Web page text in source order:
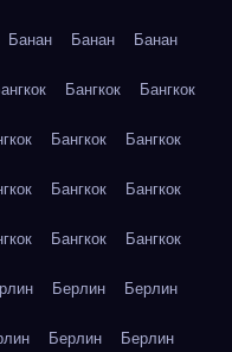
Банан Банан Банан
Бангкок Бангкок
Бангкок Бангкок
Бангкок Бангкок
Бангкок Бангкок
Берлин Берлин
Берлин Берлин